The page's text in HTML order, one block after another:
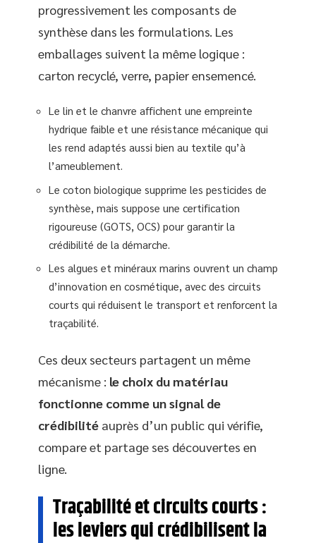
progressivement les composants de
synthèse dans les formulations. Les
emballages suivent la même logique :
carton recyclé, verre, papier ensemencé.
Le lin et le chanvre affichent une empreinte
hydrique faible et une résistance mécanique qui
les rend adaptés aussi bien au textile qu’à
l’ameublement.
Le coton biologique supprime les pesticides de
synthèse, mais suppose une certification
rigoureuse (GOTS, OCS) pour garantir la
crédibilité de la démarche.
Les algues et minéraux marins ouvrent un champ
d’innovation en cosmétique, avec des circuits
courts qui réduisent le transport et renforcent la
traçabilité.
Ces deux secteurs partagent un même
mécanisme : le choix du matériau
fonctionne comme un signal de
crédibilité auprès d’un public qui vérifie,
compare et partage ses découvertes en
ligne.
Traçabilité et circuits courts :
les leviers qui crédibilisent la